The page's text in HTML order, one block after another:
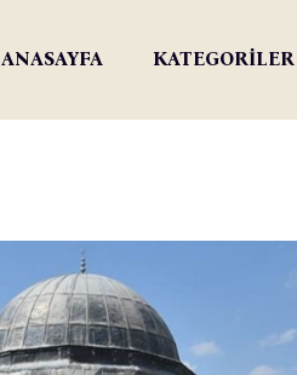
ANASAYFA KATEGORİLER